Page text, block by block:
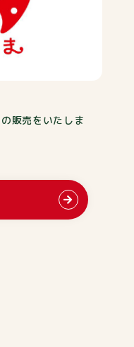
販売をいたしま